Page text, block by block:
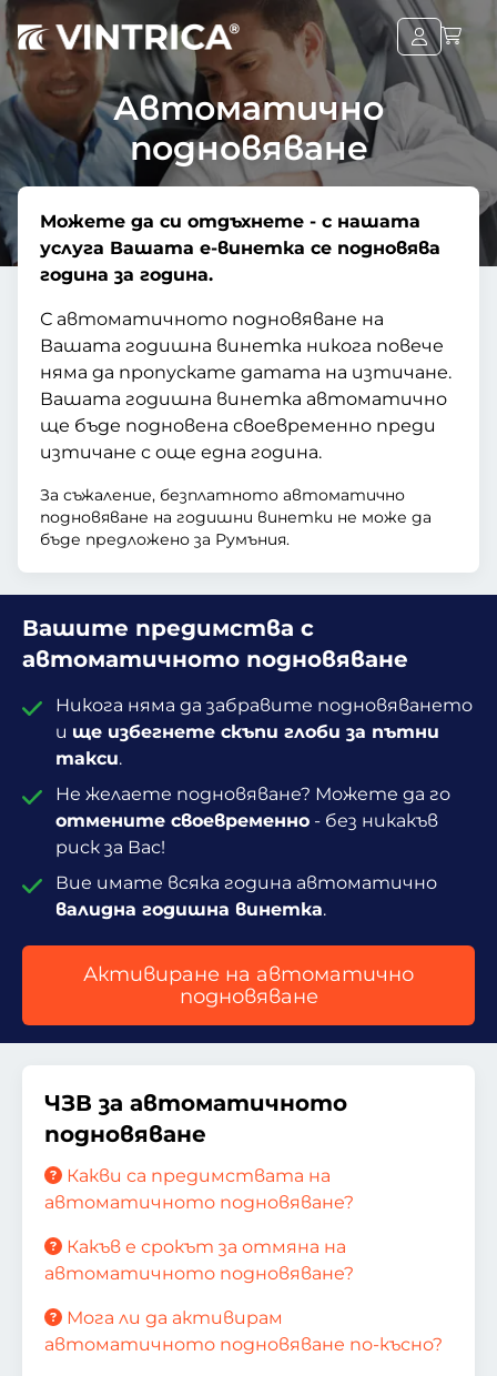
Автоматично
подновяване
Можете да си отдъхнете - с нашата
услуга Вашата е-винетка се подновява
година за година.
С автоматичното подновяване на
Вашата годишна винетка никога повече
няма да пропускате датата на изтичане.
Вашата годишна винетка автоматично
ще бъде подновена своевременно преди
изтичане с още една година.
За съжаление, безплатното автоматично
подновяване на годишни винетки не може да
бъде предложено за Румъния.
Вашите предимства с
автоматичното подновяване
Никога няма да забравите подновяването
и ще избегнете скъпи глоби за пътни
такси.
Не желаете подновяване? Можете да го
отмените своевременно - без никакъв
риск за Вас!
Вие имате всяка година автоматично
валидна годишна винетка.
Активиране на автоматично
подновяване
ЧЗВ за автоматичното
подновяване
Какви са предимствата на
автоматичното подновяване?
Какъв е срокът за отмяна на
автоматичното подновяване?
Мога ли да активирам
автоматичното подновяване по-късно?